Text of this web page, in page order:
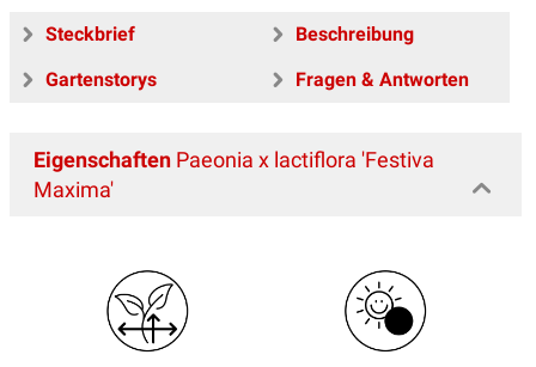
Steckbrief
Beschreibung
Gartenstorys
Fragen & Antworten
Eigenschaften Paeonia x lactiflora 'Festiva
Maxima'